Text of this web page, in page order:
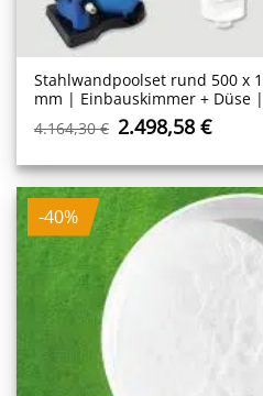
Stahlwand­poolset rund 500 x
mm | Einbauskimmer + Düse
4.164,30€ Ursprünglicher
war:
4.164,30 €
2.498,58€
ist:
-40%